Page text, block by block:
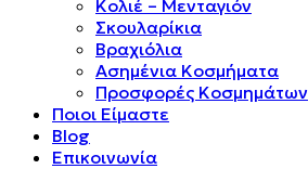
Κολιέ – Μενταγιόν
Σκουλαρίκια
Βραχιόλια
Ασημένια Κοσμήματα
Προσφορές Κοσμημάτων
Ποιοι Είμαστε
Blog
Επικοινωνία